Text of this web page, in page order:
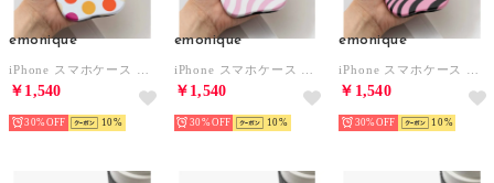
emonique
￥1,540
30% 10
emonique
￥1,540
30% 10
emonique
￥1,540
30% 10